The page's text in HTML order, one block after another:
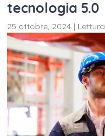
tecnologia 5.0
25 ottobre, 2024 |